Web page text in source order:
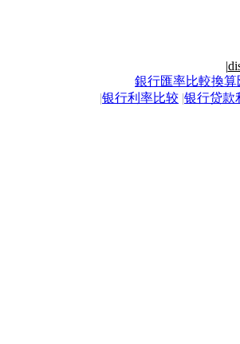
|
銀行匯率比較換算
|银行利率比较 |银行贷款